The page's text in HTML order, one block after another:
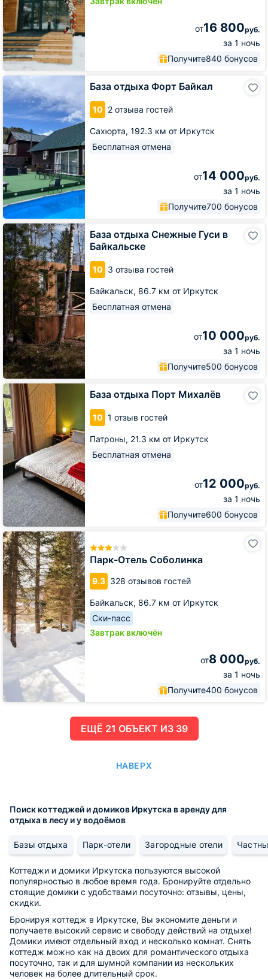
от16 800руб.
за 1 ночь
Получите840 бонусов
База отдыха Форт Байкал
10 2 отзыва гостей
Сахюрта, 192.3 км от Иркутск
Бесплатная отмена
от14 000руб.
за 1 ночь
Получите700 бонусов
База
отдыха
Форт
Байкал
База отдыха Снежные Гуси в
Байкальске
10 3 отзыва гостей
Байкальск, 86.7 км от Иркутск
Бесплатная отмена
от10 000руб.
за 1 ночь
Получите500 бонусов
База
отдыха
Снежные
Гуси
в
Байкальске
База отдыха Порт Михалёв
10 1 отзыв гостей
Патроны, 21.3 км от Иркутск
Бесплатная отмена
от12 000руб.
за 1 ночь
Получите600 бонусов
База
отдыха
Порт
Михалёв
Парк-Отель Соболинка
9.3 328 отзывов гостей
Байкальск, 86.7 км от Иркутск
Ски-пасс
Завтрак включён
от8 000руб.
за 1 ночь
Получите400 бонусов
Парк-
Отель
Соболинка
ЕЩË 21 ОБЪЕКТ ИЗ 39
НАВЕРХ
Поиск коттеджей и домиков Иркутска в аренду для
отдыха в лесу и у водоёмов
Базы отдыха Парк-отели Загородные отели
Коттеджи и домики Иркутска пользуются высокой
популярностью в любое время года. Бронируйте отдельно
стоящие домики с удобствами посуточно: отзывы, цены,
скидки.
Бронируя коттедж в Иркутске, Вы экономите деньги и
получаете высокий сервис и свободу действий на отдыхе!
Домики имеют отдельный вход и несколько комнат. Снять
коттедж можно как на двоих для романтического отдыха
посуточно, так и для шумной компании из нескольких
человек на более длительный срок.